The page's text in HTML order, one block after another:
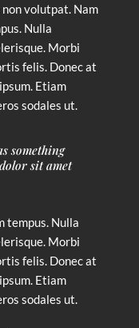
volutpat. Nam
Nulla
Morbi
felis. Donec at
Etiam
sodales ut.
something
sit amet
tempus. Nulla
Morbi
felis. Donec at
Etiam
sodales ut.